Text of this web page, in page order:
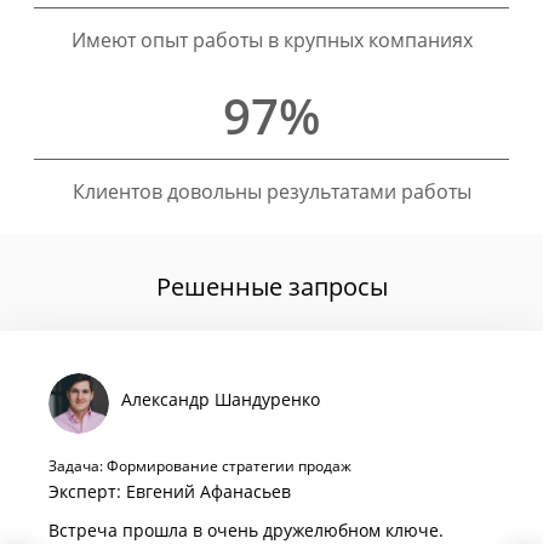
Имеют опыт работы в крупных компаниях
97%
Клиентов довольны результатами работы
Решенные запросы
Александр Шандуренко
Задача: Формирование стратегии продаж
Эксперт: Евгений Афанасьев
Встреча прошла в очень дружелюбном ключе.